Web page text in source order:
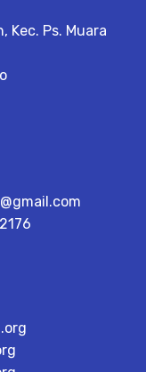
Kec. Ps. Muara